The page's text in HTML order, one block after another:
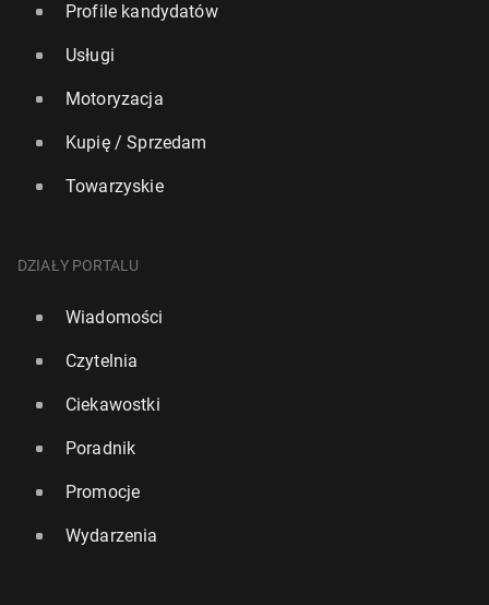
Profile kandydatów
Usługi
Motoryzacja
Kupię / Sprzedam
Towarzyskie
DZIAŁY PORTALU
Wiadomości
Czytelnia
Ciekawostki
Poradnik
Promocje
Wydarzenia